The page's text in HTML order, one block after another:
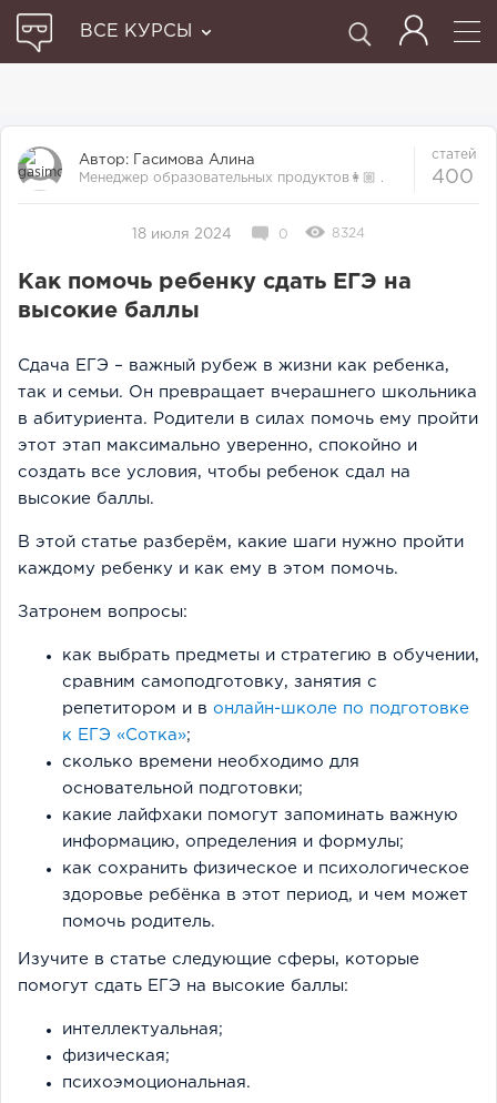
ВСЕ КУРСЫ
Автор: Гасимова Алина
Менеджер образовательных продуктов👩🏼‍ .
статей
400
18 июля 2024 0 8324
Как помочь ребенку сдать ЕГЭ на
высокие баллы
Сдача ЕГЭ – важный рубеж в жизни как ребенка,
так и семьи. Он превращает вчерашнего школьника
в абитуриента. Родители в силах помочь ему пройти
этот этап максимально уверенно, спокойно и
создать все условия, чтобы ребенок сдал на
высокие баллы.
В этой статье разберём, какие шаги нужно пройти
каждому ребенку и как ему в этом помочь.
Затронем вопросы:
как выбрать предметы и стратегию в обучении,
сравним самоподготовку, занятия с
репетитором и в онлайн-школе по подготовке
к ЕГЭ «Сотка»;
сколько времени необходимо для
основательной подготовки;
какие лайфхаки помогут запоминать важную
информацию, определения и формулы;
как сохранить физическое и психологическое
здоровье ребёнка в этот период, и чем может
помочь родитель.
Изучите в статье следующие сферы, которые
помогут сдать ЕГЭ на высокие баллы:
интеллектуальная;
физическая;
психоэмоциональная.